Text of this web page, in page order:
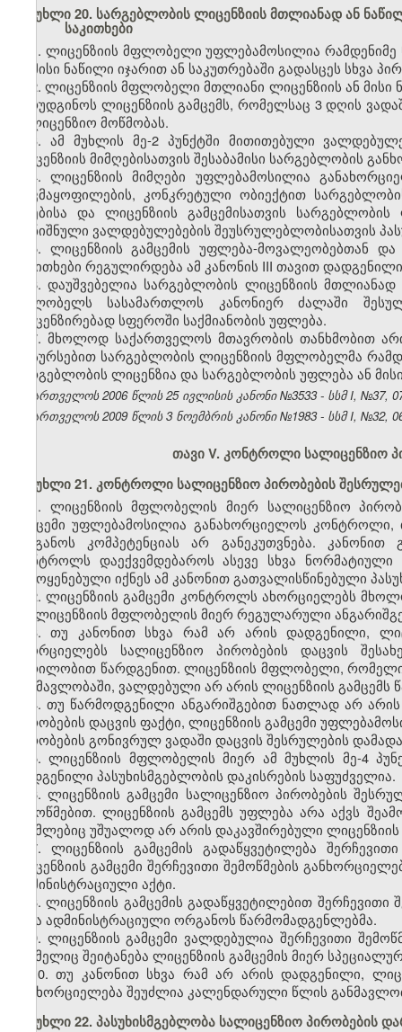
მუხლი 20. სარგებლობის ლიცენზიის მთლიანად ან
საკითხები
1. ლიცენზიის მფლობელი უფლებამოსილია
ან მისი ნაწილი იჯარით ან საკუთრებაში გადასცეს სხვა
2. ლიცენზიის მფლობელი მთლიანი ლიცენზიის ან მისი
წარუდგინოს ლიცენზიის გამცემს, რომელსაც 3 დღის
სალიცენზიო მოწმობას.
3. ამ მუხლის მე-2 პუნქტში მითითებული
ლიცენზიის მიმღებისათვის შესაბამისი სარგებლობის
4. ლიცენზიის მიმღები უფლებამოსილია
დაკმაყოფილების, კონკრეტული ობიექტით
აღებისა და ლიცენზიის გამცემისათვის
აღნიშნული ვალდებულებების შეუსრულებლობისათვის
5. ლიცენზიის გამცემის უფლება-მოვალეობებთან
საკითხები რეგულირდება ამ კანონის III თავით
6. დაუშვებელია სარგებლობის ლიცენზიის
მფლობელს სასამართლოს კანონიერ ძალაში
ლიცენზირებად სფეროში საქმიანობის უფლება.
7. მხოლოდ საქართველოს მთავრობის თანხმობით
რესურსებით სარგებლობის ლიცენზიის მფლობელმა
სარგებლობის ლიცენზია და სარგებლობის უფლება ან
საქართველოს 2006 წლის 25 ივლისის კანონი №3533 - სსმ I, №37,
საქართველოს 2009 წლის 3 ნოემბრის კანონი №1983 - სსმ I, №32,
თავი V. კონტროლი სალიცენზიო
მუხლი 21. კონტროლი სალიცენზიო პირობების
1. ლიცენზიის მფლობელის მიერ სალიცენზიო
გამცემი უფლებამოსილია განახორციელოს
ორგანოს კომპეტენციას არ განეკუთვნება. კანონით
კონტროლს დაექვემდებაროს ასევე სხვა
გამოყენებული იქნეს ამ კანონით გათვალისწინებული
2. ლიცენზიის გამცემი კონტროლს ახორციელებს
და ლიცენზიის მფლობელის მიერ რეგულარული
3. თუ კანონით სხვა რამ არ არის დადგენილი,
ახორციელებს სალიცენზიო პირობების დაცვის
წერილობით წარდგენით. ლიცენზიის მფლობელი,
განმავლობაში, ვალდებული არ არის ლიცენზიის გამცემს
4. თუ წარმოდგენილი ანგარიშგებით ნათლად არ
პირობების დაცვის ფაქტი, ლიცენზიის გამცემი
პირობების გონივრულ ვადაში დაცვის შესრულების
5. ლიცენზიის მფლობელის მიერ ამ მუხლის მე-4
დადგენილი პასუხისმგებლობის დაკისრების საფუძველია.
6. ლიცენზიის გამცემი სალიცენზიო პირობების
შემოწმებით. ლიცენზიის გამცემს უფლება არა აქვს
რომლებიც უშუალოდ არ არის დაკავშირებული
7. ლიცენზიის გამცემის გადაწყვეტილება
ლიცენზიის გამცემი შერჩევითი შემოწმების
ადმინისტრაციული აქტი.
8. ლიცენზიის გამცემის გადაწყვეტილებით
სხვა ადმინისტრაციული ორგანოს წარმომადგენლებმა.
9. ლიცენზიის გამცემი ვალდებულია შერჩევითი
რომელიც შეიტანება ლიცენზიის გამცემის მიერ
10. თუ კანონით სხვა რამ არ არის დადგენილი,
განხორციელება შეუძლია კალენდარული წლის
მუხლი 22. პასუხისმგებლობა სალიცენზიო პირობების